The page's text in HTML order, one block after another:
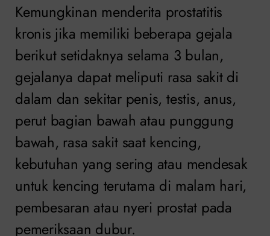
Kemungkinan menderita prostatitis
kronis jika memiliki beberapa gejala
berikut setidaknya selama 3 bulan,
gejalanya dapat meliputi rasa sakit di
dalam dan sekitar penis, testis, anus,
perut bagian bawah atau punggung
bawah, rasa sakit saat kencing,
kebutuhan yang sering atau mendesak
untuk kencing terutama di malam hari,
pembesaran atau nyeri prostat pada
pemeriksaan dubur.